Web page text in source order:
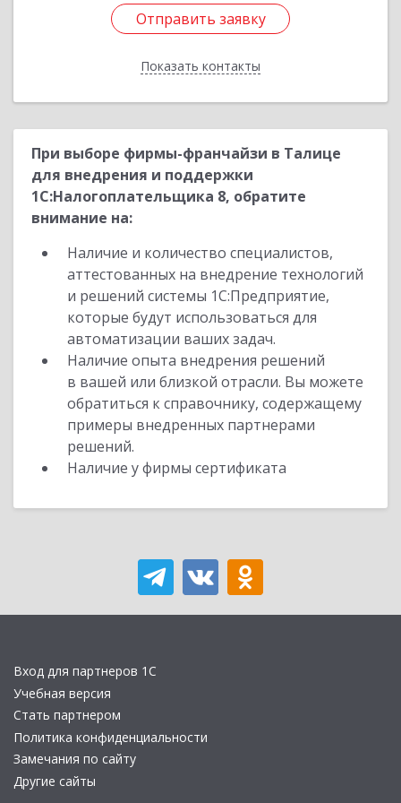
Отправить заявку
Показать контакты
Отправить заявку
Назад
При выборе фирмы-франчайзи в Талице
для внедрения и поддержки
1С:Налогоплательщика 8, обратите
внимание на:
Наличие и количество специалистов,
аттестованных на внедрение технологий
и решений системы 1С:Предприятие,
которые будут использоваться для
автоматизации ваших задач.
Наличие опыта внедрения решений
в вашей или близкой отрасли. Вы можете
обратиться к справочнику, содержащему
примеры внедренных партнерами
решений.
Наличие у фирмы сертификата
Вход для партнеров 1С
Учебная версия
Стать партнером
Политика конфиденциальности
Замечания по сайту
Другие сайты